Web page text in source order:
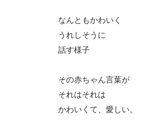
なんともかわいく
うれしそうに
話す様子
その赤ちゃん言葉が
それはそれは
かわいくて、愛しい。